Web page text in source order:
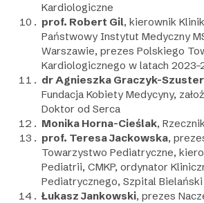
Kardiologiczne
prof. Robert Gil, kierownik
Państwowy Instytut Medyczny
Warszawie, prezes Polskiego
Kardiologicznego w latach
dr Agnieszka Graczyk-Szuster
Fundacja Kobiety Medycyny,
Doktor od Serca
Monika Horna-Cieślak,
prof. Teresa Jackowska,
Towarzystwo Pediatryczne,
Pediatrii, CMKP, ordynator
Pediatrycznego, Szpital
Łukasz Jankowski, prezes